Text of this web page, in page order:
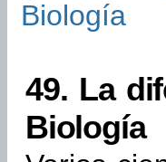
49. La
Biología